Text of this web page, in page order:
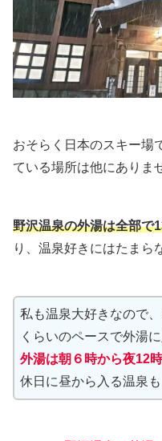
おそらく日本のスキー場
ている場所は他にありま
野沢温泉の外湯は全部で
り、温泉好きにはたまら
私も温泉大好きなので
くらいのペースで外湯
外湯は朝６時から夜12
休日に昼から入る温泉